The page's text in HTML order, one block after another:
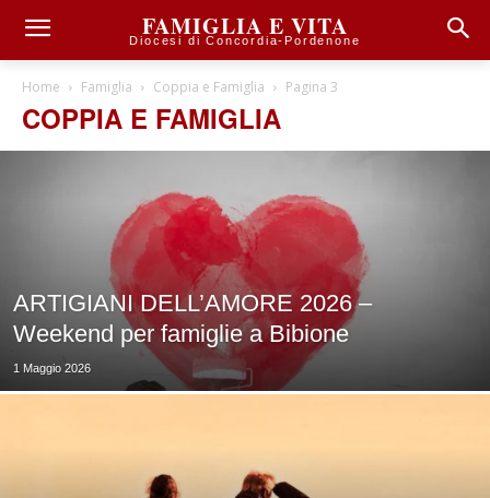
FAMIGLIA E VITA
Diocesi di Concordia-Pordenone
Home Famiglia Coppia e Famiglia Pagina 3
COPPIA E FAMIGLIA
ARTIGIANI DELL’AMORE 2026 –
Weekend per famiglie a Bibione
1 Maggio 2026